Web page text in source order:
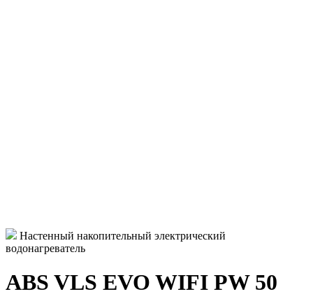
Настенный накопительный электрический
водонагреватель
ABS VLS EVO WIFI PW 50